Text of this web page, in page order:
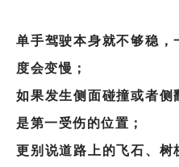
单手驾驶本身就不够稳
度会变慢；
如果发生侧面碰撞或者
是第一受伤的位置；
更别说道路上的飞石、树